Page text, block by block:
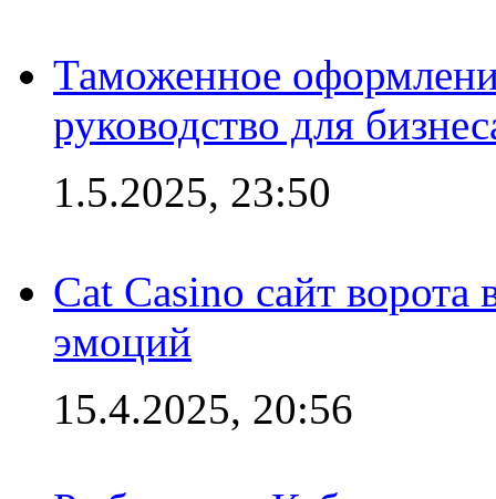
Таможенное
руководство для
1.5.2025, 23:50
Cat Casino сайт
эмоций
15.4.2025, 20:56